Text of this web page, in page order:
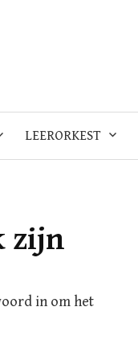
LEERORKEST
zijn
in om het